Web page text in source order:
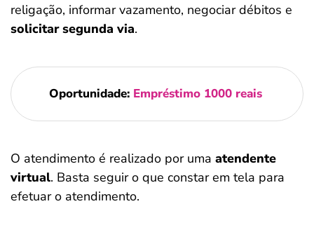
religação, informar vazamento, negociar débitos e
solicitar segunda via.
Oportunidade: Empréstimo 1000 reais
O atendimento é realizado por uma atendente
virtual. Basta seguir o que constar em tela para
efetuar o atendimento.